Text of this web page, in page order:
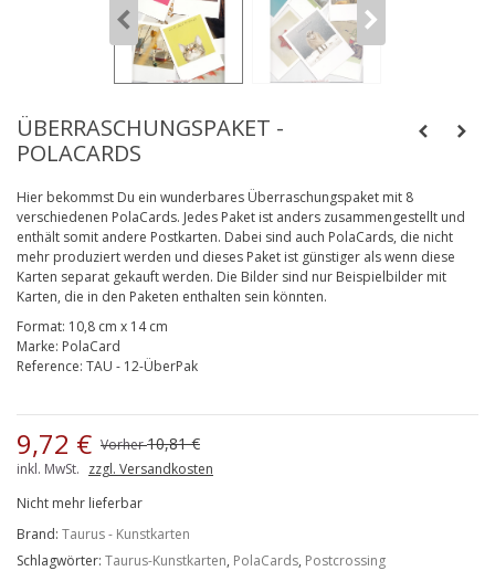
ÜBERRASCHUNGSPAKET -
POLACARDS
Hier bekommst Du ein wunderbares Überraschungspaket mit 8
verschiedenen PolaCards. Jedes Paket ist anders zusammengestellt und
enthält somit andere Postkarten. Dabei sind auch PolaCards, die nicht
mehr produziert werden und dieses Paket ist günstiger als wenn diese
Karten separat gekauft werden. Die Bilder sind nur Beispielbilder mit
Karten, die in den Paketen enthalten sein könnten.
Format: 10,8 cm x 14 cm
Marke: PolaCard
Reference: TAU - 12-ÜberPak
9,72 € Vorher10,81 €
inkl. MwSt. zzgl. Versandkosten
Nicht mehr lieferbar
Brand: Taurus - Kunstkarten
Schlagwörter: Taurus-Kunstkarten, PolaCards, Postcrossing